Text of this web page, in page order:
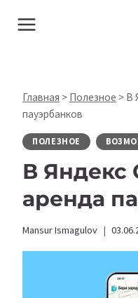
Главная > Полезное > В
пауэрбанков
ПОЛЕЗНОЕ
В Яндекс
аренда
Mansur Ismagulov